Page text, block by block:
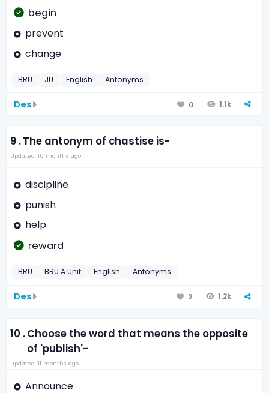
begin
prevent
change
BRU JU English Antonyms
Des 0 1.1k
9 .The antonym of chastise is-
Updated: 10 months ago
discipline
punish
help
reward
BRU BRU A Unit English Antonyms
Des 2 1.2k
10 .Choose the word that means the opposite
of 'publish'-
Updated: 11 months ago
Announce